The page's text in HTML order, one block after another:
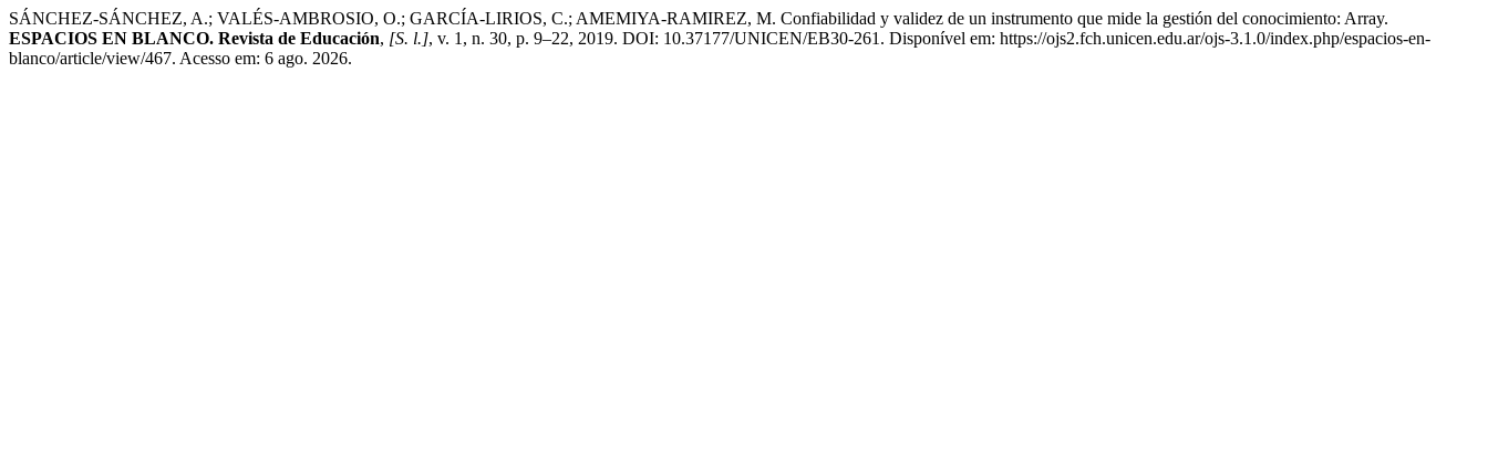
SÁNCHEZ-SÁNCHEZ, A.; VALÉS-AMBROSIO, O.; GARCÍA-LIRIOS, C.; AMEMIYA-RAMIREZ, M. Confiabilidad y validez de un instrumento que mide la gestión del conocimiento: Array.
ESPACIOS EN BLANCO. Revista de Educación, [S. l.], v. 1, n. 30, p. 9–22, 2019. DOI: 10.37177/UNICEN/EB30-261. Disponível em: https://ojs2.fch.unicen.edu.ar/ojs-3.1.0/index.php/espacios-en-
blanco/article/view/467. Acesso em: 6 ago. 2026.